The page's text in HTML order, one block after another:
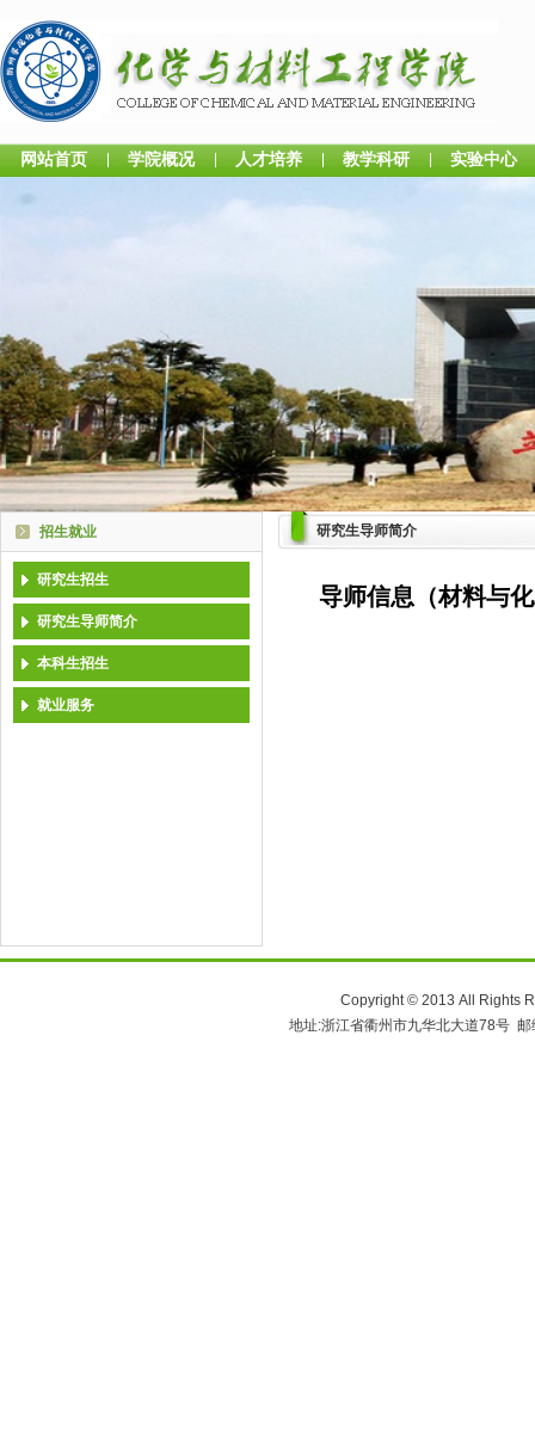
网站首页 学院概况 人才培养 教学科研 实验中心
招生就业
研究生招生
研究生导师简介
本科生招生
就业服务
研究生导师简介
导师信息（材料与
Copyright © 2013 All Rights
地址:浙江省衢州市九华北大道78号